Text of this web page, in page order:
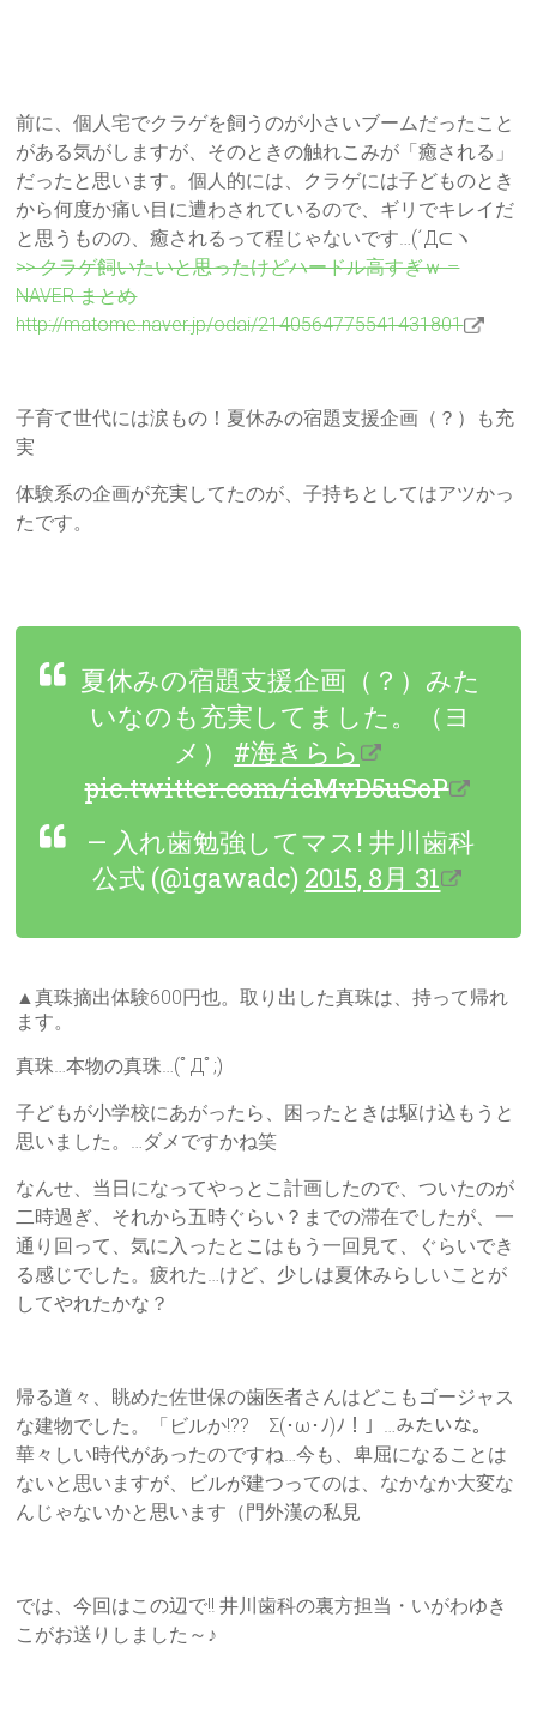
前に、個人宅でクラゲを飼うのが小さいブームだったこと
がある気がしますが、そのときの触れこみが「癒される」
だったと思います。個人的には、クラゲには子どものとき
から何度か痛い目に遭わされているので、ギリでキレイだ
と思うものの、癒されるって程じゃないです…(´Д⊂ヽ
>> クラゲ飼いたいと思ったけどハードル高すぎｗ –
NAVER まとめ
http://matome.naver.jp/odai/2140564775541431801
子育て世代には涙もの！夏休みの宿題支援企画（？）も充
実
体験系の企画が充実してたのが、子持ちとしてはアツかっ
たです。
夏休みの宿題支援企画（？）みた
いなのも充実してました。（ヨ
メ） #海きらら
pic.twitter.com/icMvD5uSoP
— 入れ歯勉強してマス! 井川歯科
公式 (@igawadc) 2015, 8月 31
▲真珠摘出体験600円也。取り出した真珠は、持って帰れ
ます。
真珠…本物の真珠…(ﾟДﾟ;)
子どもが小学校にあがったら、困ったときは駆け込もうと
思いました。…ダメですかね笑
なんせ、当日になってやっとこ計画したので、ついたのが
二時過ぎ、それから五時ぐらい？までの滞在でしたが、一
通り回って、気に入ったとこはもう一回見て、ぐらいでき
る感じでした。疲れた…けど、少しは夏休みらしいことが
してやれたかな？
帰る道々、眺めた佐世保の歯医者さんはどこもゴージャス
な建物でした。「ビルか!?? Σ(･ω･ﾉ)ﾉ！」…みたいな。
華々しい時代があったのですね…今も、卑屈になることは
ないと思いますが、ビルが建つってのは、なかなか大変な
んじゃないかと思います（門外漢の私見
では、今回はこの辺で!! 井川歯科の裏方担当・いがわゆき
こがお送りしました～♪